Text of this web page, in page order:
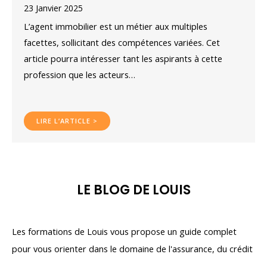
23 Janvier 2025
L’agent immobilier est un métier aux multiples
facettes, sollicitant des compétences variées. Cet
article pourra intéresser tant les aspirants à cette
profession que les acteurs…
LIRE L’ARTICLE >
LE BLOG DE LOUIS
Les formations de Louis vous propose un guide complet
pour vous orienter dans le domaine de l'assurance, du crédit